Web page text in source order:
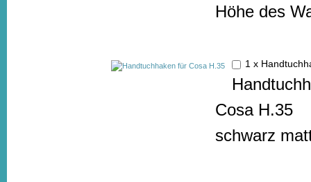
Höhe des
1 x
Cosa H.35
schwarz